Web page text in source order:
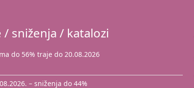
/ sniženja / katalozi
do 56% traje do 20.08.2026
– sniženja do 44%